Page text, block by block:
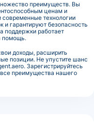
преимуществ. Вы
ценам и
технологии
и гарантируют безопасность
поддержки работает
помощь.
доходы, расширить
позиции. Не упустите шанс
Зарегистрируйтесь
преимущества нашего